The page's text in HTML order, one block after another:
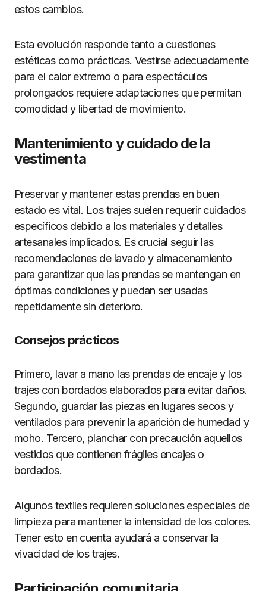
estos cambios.
Esta evolución responde tanto a cuestiones
estéticas como prácticas. Vestirse adecuadamente
para el calor extremo o para espectáculos
prolongados requiere adaptaciones que permitan
comodidad y libertad de movimiento.
Mantenimiento y cuidado de la
vestimenta
Preservar y mantener estas prendas en buen
estado es vital. Los trajes suelen requerir cuidados
específicos debido a los materiales y detalles
artesanales implicados. Es crucial seguir las
recomendaciones de lavado y almacenamiento
para garantizar que las prendas se mantengan en
óptimas condiciones y puedan ser usadas
repetidamente sin deterioro.
Consejos prácticos
Primero, lavar a mano las prendas de encaje y los
trajes con bordados elaborados para evitar daños.
Segundo, guardar las piezas en lugares secos y
ventilados para prevenir la aparición de humedad y
moho. Tercero, planchar con precaución aquellos
vestidos que contienen frágiles encajes o
bordados.
Algunos textiles requieren soluciones especiales de
limpieza para mantener la intensidad de los colores.
Tener esto en cuenta ayudará a conservar la
vivacidad de los trajes.